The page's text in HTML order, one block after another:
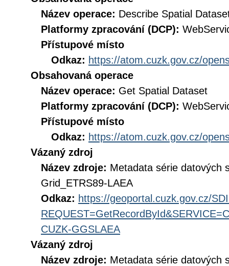
Název operace: Describe Spatial
Platformy zpracování (DCP):
Přístupové místo
Odkaz: https://atom.cuzk.gov.cz/
Obsahovaná operace
Název operace: Get Spatial Dataset
Platformy zpracování (DCP):
Přístupové místo
Odkaz: https://atom.cuzk.gov.cz/
Vázaný zdroj
Název zdroje: Metadata série datových
Grid_ETRS89-LAEA
Odkaz: https://geoportal.cuzk.gov.cz/
CUZK-GGSLAEA
Vázaný zdroj
Název zdroje: Metadata série datových